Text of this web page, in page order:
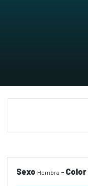
Sexo Hembra - Color